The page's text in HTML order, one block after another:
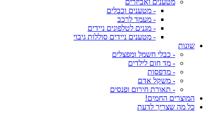
מטענים ואביזרים
- מטענים וכבלים
- מעמד לרכב
- מגנים לטלפונים ניידים
- מטענים ניידים סוללות גיבוי
שונות
- כבלי חשמל ומפצלים
- מד חום לילדים
- מדפסות
- משקל אדם
- תאורת חירום ופנסים
המוצרים החמים!
כל מה שצריך לדעת